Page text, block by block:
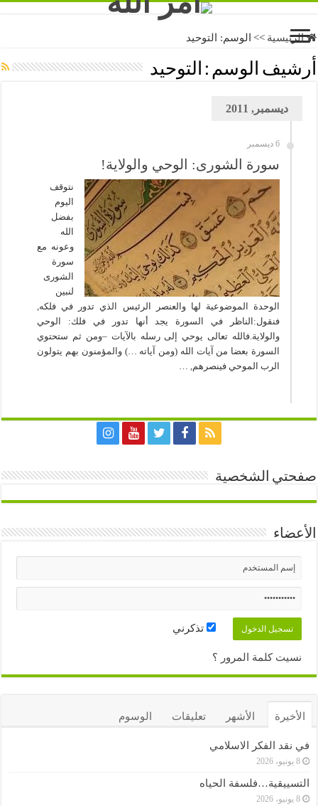
الرئيسية >> الوسم: التوحيد
أرشيف الوسم : التوحيد
ديسمبر, 2011
6 ديسمبر
سورة الشورى: الوحي والولاية!
نتوقف
اليوم
بفضل
الله
وعونه مع
سورة
الشورى
لنبين
الوحدة الموضوعية لها والعنصر الرئيس الذي تدور في فلكه,
فنقول:الناظر في السورة يجد أنها تدور في فلك: الوحي
والولاية.فالله تعالى يوحي إلى رسله بالآيات –ومن ثم ستحتوي
السورة بعضا من آيات الله (ومن آياته …) والمؤمنون بهم يتولون
الرب الموحي فينصرهم, …
صفحتي الشخصية
الأعضاء
تذكرني
نسيت كلمة المرور ؟
الأخيرة الأشهر تعليقات الوسوم
في نقد الفكر الاسلامي
8 يونيو، 2026
التسييقية…فلسفة الحياه
8 يونيو، 2026